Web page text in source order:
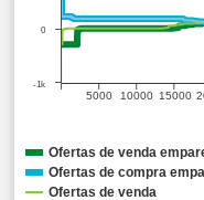
5000 10000 15000
-1k
0
Ofertas de venda
Ofertas de compra
Ofertas de venda